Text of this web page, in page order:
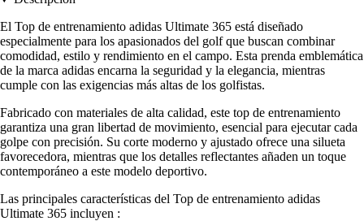
El Top de entrenamiento adidas Ultimate 365 está diseñado
especialmente para los apasionados del golf que buscan combinar
comodidad, estilo y rendimiento en el campo. Esta prenda emblemática
de la marca adidas encarna la seguridad y la elegancia, mientras
cumple con las exigencias más altas de los golfistas.
Fabricado con materiales de alta calidad, este top de entrenamiento
garantiza una gran libertad de movimiento, esencial para ejecutar cada
golpe con precisión. Su corte moderno y ajustado ofrece una silueta
favorecedora, mientras que los detalles reflectantes añaden un toque
contemporáneo a este modelo deportivo.
Las principales características del Top de entrenamiento adidas
Ultimate 365 incluyen :